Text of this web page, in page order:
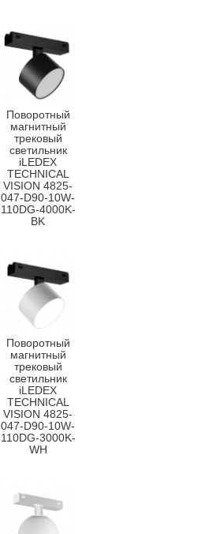
Поворотный
магнитный
трековый
светильник
iLEDEX
TECHNICAL
VISION 4825-
047-D90-10W-
110DG-4000K-
BK
Поворотный
магнитный
трековый
светильник
iLEDEX
TECHNICAL
VISION 4825-
047-D90-10W-
110DG-3000K-
WH